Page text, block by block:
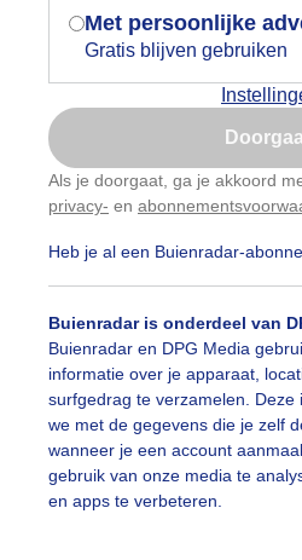
Met persoonlijke
Gratis blijven gebruiken
Als je doorgaat, ga je akkoord
privacy- en
Heb je al een Buienradar-
Buienradar is onderdeel van
Buienradar en DPG Media
informatie over je apparaat,
surfgedrag te verzamelen. Deze
we met de gegevens die je zelf
wanneer je een account
gebruik van onze media te
en apps te verbeteren.
Arnout Bolt Gemaakt: 09-06-
je browser waarin
gevraagd
Is goed, toon
Nu niet,
Gebruik je Safari en wil je
Klikhierom dit